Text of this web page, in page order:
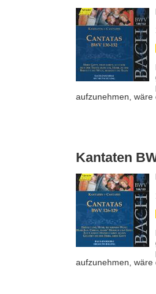
aufzunehmen, wäre
Kantaten
aufzunehmen, wäre